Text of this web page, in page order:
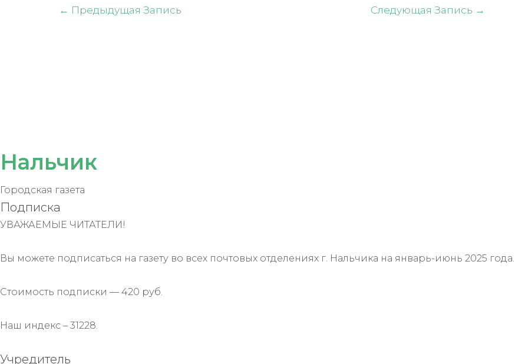
Навигация
← Предыдущая Запись Следующая Запись →
Нальчик
Городская газета
Подписка
УВАЖАЕМЫЕ ЧИТАТЕЛИ!
Вы можете подписаться на газету во всех почтовых отделениях г. Нальчика на январь-июнь 2025 года.
Стоимость подписки — 420 руб.
Наш индекс – 31228.
Учредитель